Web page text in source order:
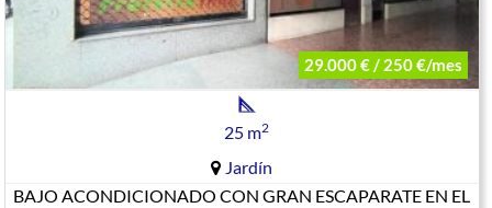
29.000 € / 250 €/mes
25 m2
Jardín
BAJO ACONDICIONADO CON GRAN ESCAPARATE EN EL